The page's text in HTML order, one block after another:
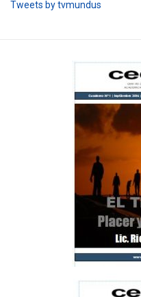
Tweets by tvmundus